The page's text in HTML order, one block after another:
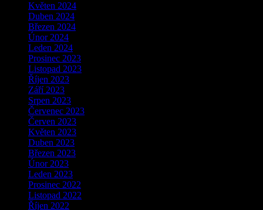
Květen 2024
Duben 2024
Březen 2024
Únor 2024
Leden 2024
Prosinec 2023
Listopad 2023
Říjen 2023
Září 2023
Srpen 2023
Červenec 2023
Červen 2023
Květen 2023
Duben 2023
Březen 2023
Únor 2023
Leden 2023
Prosinec 2022
Listopad 2022
Říjen 2022